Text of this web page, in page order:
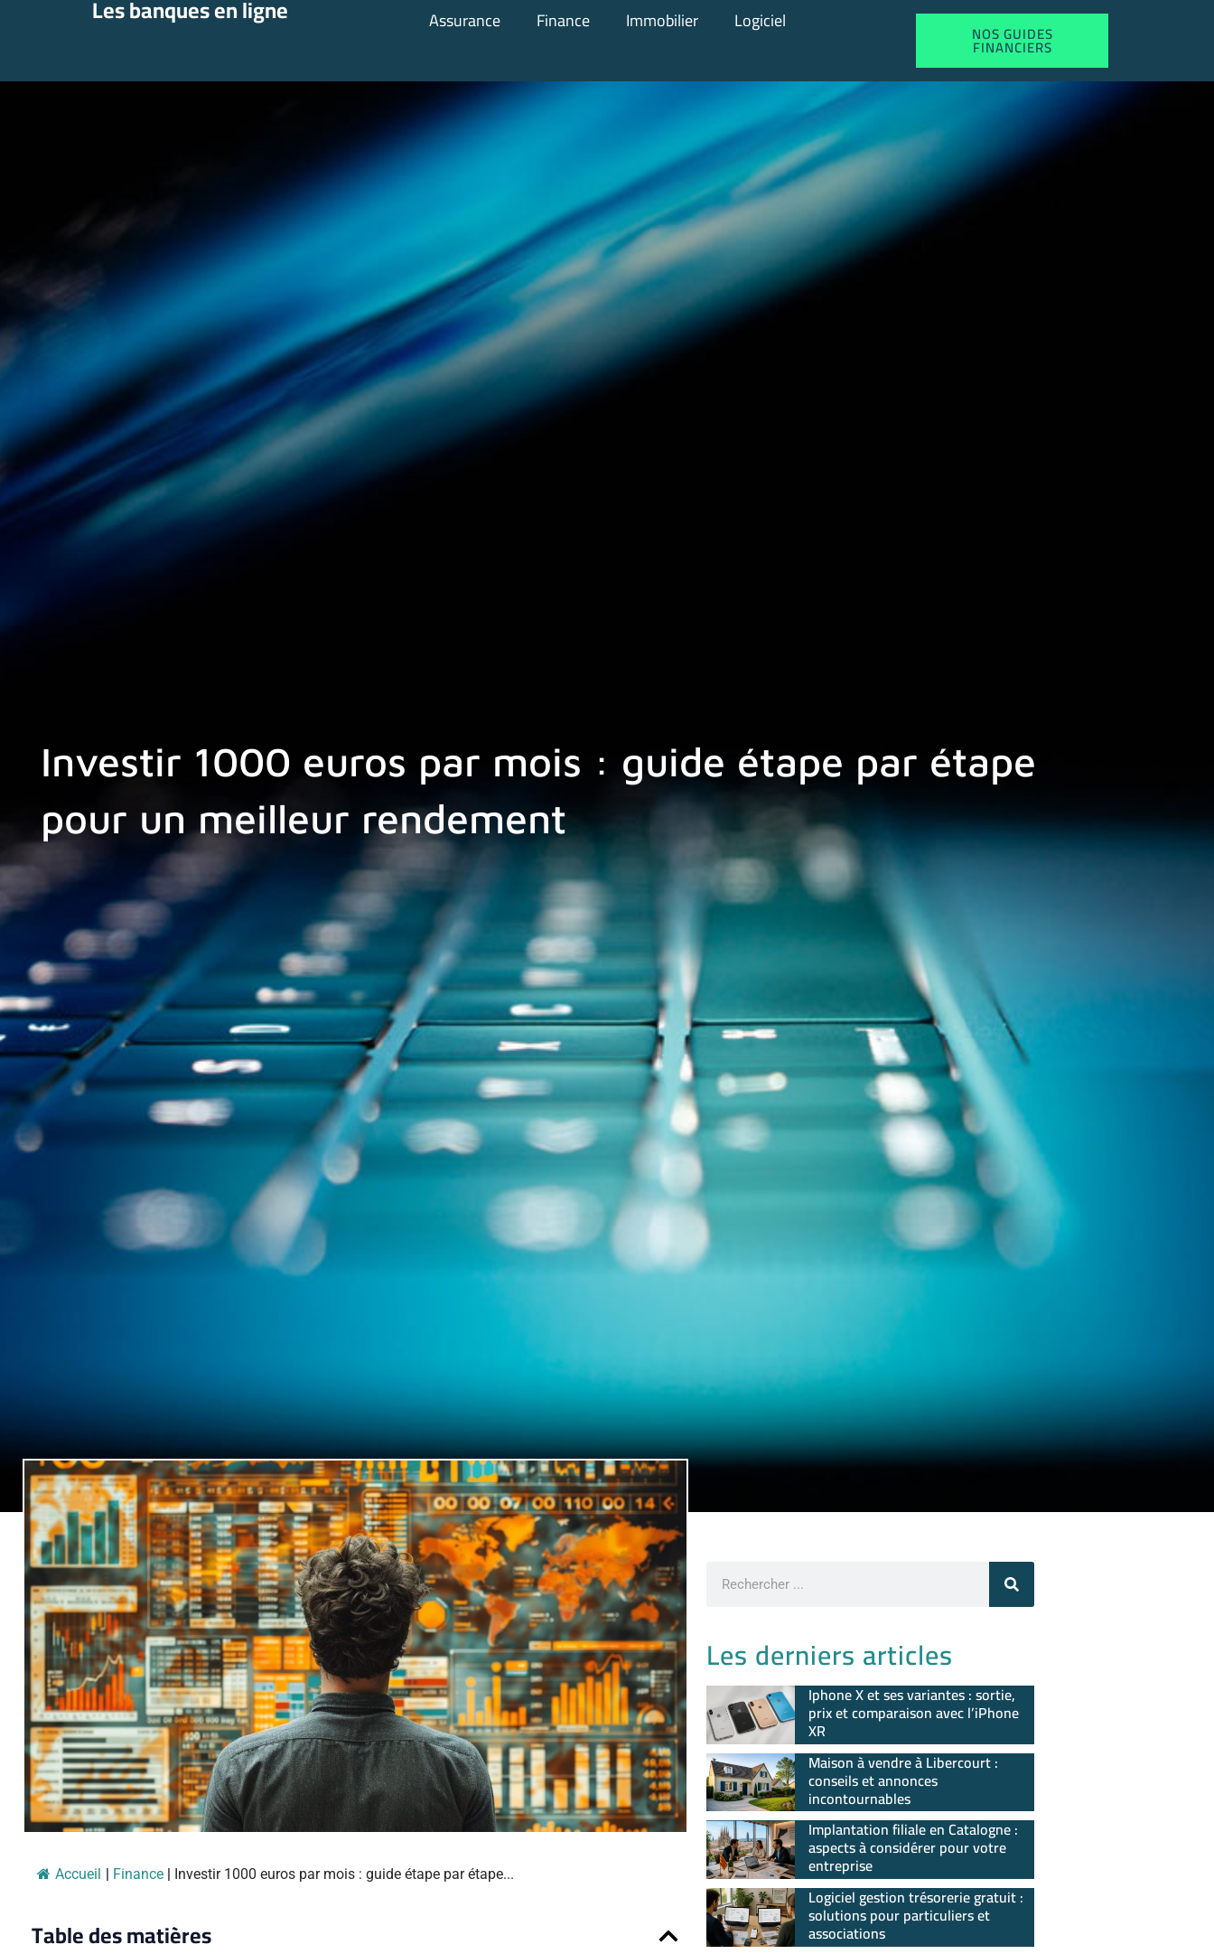
Les banques en ligne Assurance Finance Immobilier Logiciel NOS GUIDES
FINANCIERS
Investir 1000 euros par mois : guide étape par étape
pour un meilleur rendement
Accueil Finance Investir 1000 euros par mois : guide étape par étape...
Table des matières
Les derniers articles
Iphone X et ses variantes : sortie,
prix et comparaison avec l’iPhone
XR
Maison à vendre à Libercourt :
conseils et annonces
incontournables
Implantation filiale en Catalogne :
aspects à considérer pour votre
entreprise
Logiciel gestion trésorerie gratuit :
solutions pour particuliers et
associations